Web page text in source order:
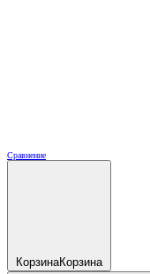
Сравнение
КорзинаКорзина